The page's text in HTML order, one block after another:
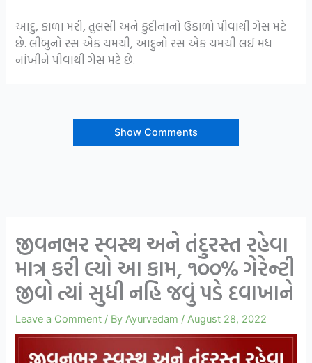
આદુ, કાળા મરી, તુલસી અને ફુદીનાનો ઉકાળો પીવાથી ગેસ મટે
છે.લીંબુનો રસ એક ચમચી, આદુનો રસ એક ચમચી લઈમધ
નાંખીને પીવાથી ગેસ મટે છે.
Show Comments
જીવનભર સ્વસ્થ અને તંદુરસ્ત રહેવા
માત્ર કરી લ્યો આ કામ, ૧૦૦% ગેરેન્ટી
જીવો ત્યાં સુધી નહિ જવું પડે દવાખાને
Leave a Comment / ByAyurvedam /August 28, 2022